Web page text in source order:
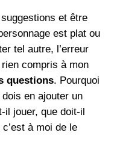
et être
est plat ou
tel autre, l’erreur
rien compris à mon
questions. Pourquoi
en ajouter un
il jouer, que doit-il
à moi de le